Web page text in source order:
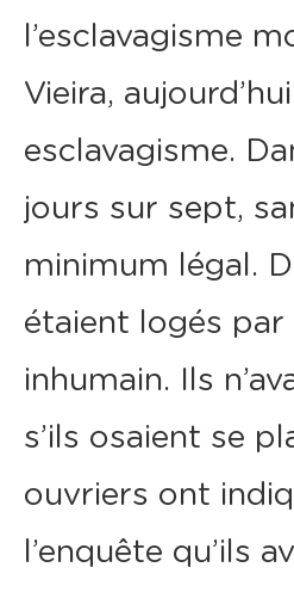
l’esclavagisme
Vieira,
esclavagisme.
jours sur sept,
minimum légal.
étaient logés
inhumain. Ils
s’ils osaient se
ouvriers ont
l’enquête qu’ils